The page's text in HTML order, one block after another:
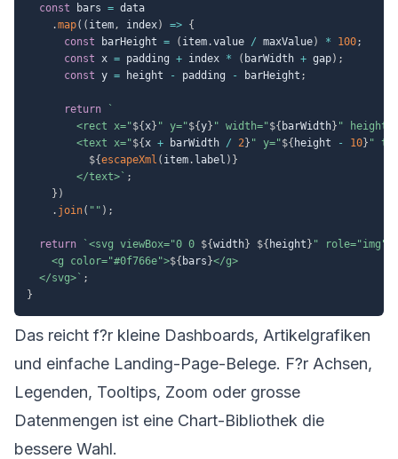
const bars = data
.map( ( item, index) => {
const barHeight = ( item.value / maxValue) * 100;
const x = padding + index * ( barWidth + gap) ;
const y = height - padding - barHeight ;
return
`
        <rect x="
${x} " y="${y} " width="${ barWidth} "
        <text x="
${x + barWidth / 2} " y="${ height - 10} "
${escapeXml ( item. label ) }
        </text>
` ;
} )
. join( "" ) ;
return ` <svg viewBox="0 0 ${width} ${ height } " role="img"
    <g color="#0f766e">
${ bars }</g>
  </svg>
` ;
}
Das reicht f?r kleine Dashboards, Artikelgrafiken
und einfache Landing-Page-Belege. F?r Achsen,
Legenden, Tooltips, Zoom oder grosse
Datenmengen ist eine Chart-Bibliothek die
bessere Wahl.